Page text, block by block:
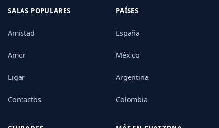
SALAS POPULARES
Amistad
Amor
Ligar
Contactos
PAÍSES
España
México
Argentina
Colombia